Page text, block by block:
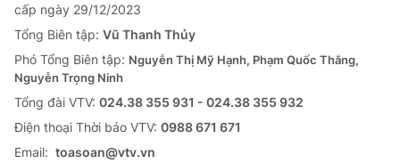
cấp ngày 29/12/2023
Tổng Biên tập: Vũ Thanh Thủy
Phó Tổng Biên tập: Nguyễn Thị Mỹ Hạnh, Phạm Quốc Thắng,
Nguyễn Trọng Ninh
Tổng đài VTV: 024.38 355 931 - 024.38 355 932
Ðiện thoại Thời báo VTV: 0988 671 671
Email: toasoan@vtv.vn